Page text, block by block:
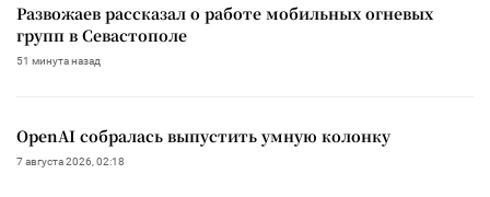
Развожаев рассказал о работе мобильных огневых
групп в Севастополе
51 минута назад
OpenAI собралась выпустить умную колонку
7 августа 2026, 02:18